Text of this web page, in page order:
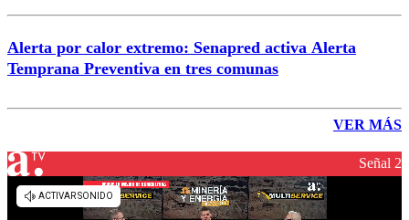
Alerta por calor extremo: Senapred activa Alerta
Temprana Preventiva en tres comunas
VER MÁS
Señal 2